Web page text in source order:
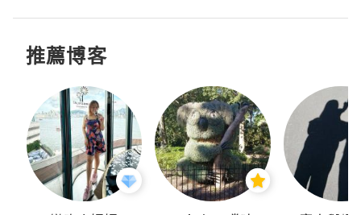
推薦博客